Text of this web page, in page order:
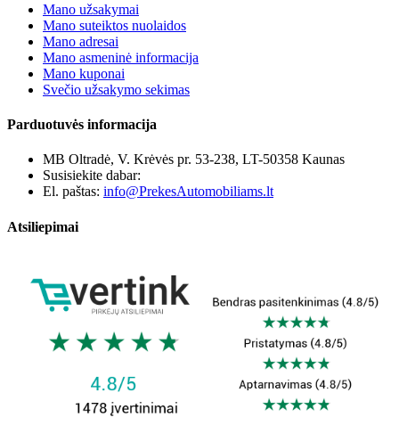
Mano užsakymai
Mano suteiktos nuolaidos
Mano adresai
Mano asmeninė informacija
Mano kuponai
Svečio užsakymo sekimas
Parduotuvės informacija
MB Oltradė, V. Krėvės pr. 53-238, LT-50358 Kaunas
Susisiekite dabar:
El. paštas: info@PrekesAutomobiliams.lt
Atsiliepimai